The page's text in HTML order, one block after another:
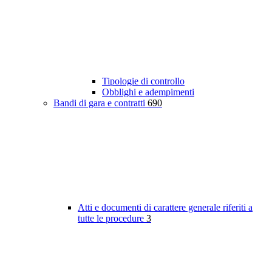
Tipologie di controllo
Obblighi e adempimenti
Bandi di gara e contratti 690
Atti e documenti di carattere generale riferiti a
tutte le procedure 3